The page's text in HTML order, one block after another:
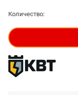
Количество: